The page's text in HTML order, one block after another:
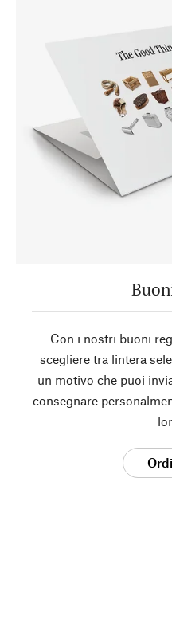
Con i nostri buoni
scegliere tra lintera
un motivo che puoi
consegnare